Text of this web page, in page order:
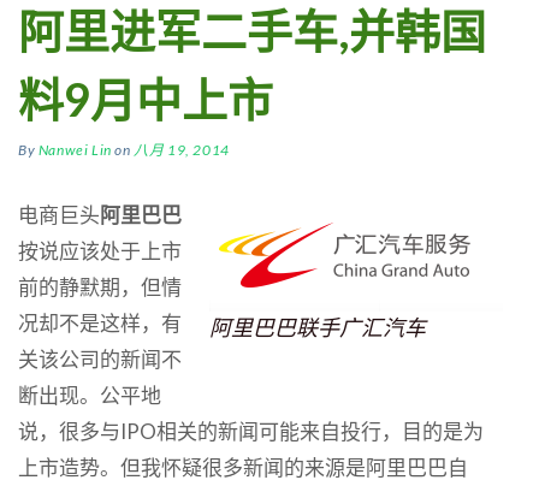
阿里进军二手车,并韩国
料9月中上市
By Nanwei Lin on 八月 19, 2014
阿里巴巴联手广汇汽车
电商巨头阿里巴巴
按说应该处于上市
前的静默期，但情
况却不是这样，有
关该公司的新闻不
断出现。公平地
说，很多与IPO相关的新闻可能来自投行，目的是为
上市造势。但我怀疑很多新闻的来源是阿里巴巴自